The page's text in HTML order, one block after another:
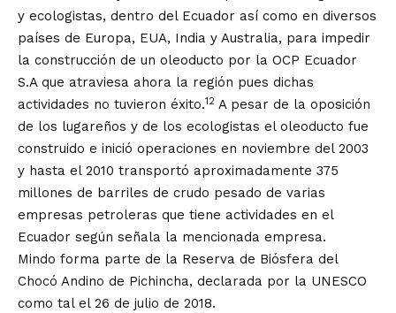
y ecologistas, dentro del Ecuador así como en diversos
países de Europa, EUA, India y Australia, para impedir
la construcción de un oleoducto por la OCP Ecuador
S.A que atraviesa ahora la región pues dichas
actividades no tuvieron éxito.12 ​ A pesar de la oposición
de los lugareños y de los ecologistas el oleoducto fue
construido e inició operaciones en noviembre del 2003
y hasta el 2010 transportó aproximadamente 375
millones de barriles de crudo pesado de varias
empresas petroleras que tiene actividades en el
Ecuador según señala la mencionada empresa.
Mindo forma parte de la Reserva de Biósfera del
Chocó Andino de Pichincha, declarada por la UNESCO
como tal el 26 de julio de 2018.